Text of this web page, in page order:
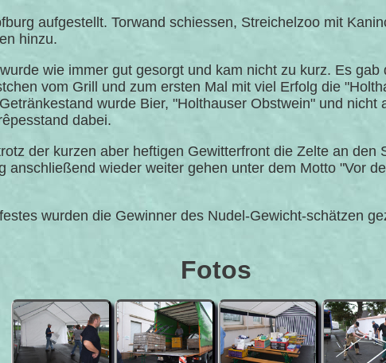
aufgestellt. Torwand schiessen, Streichelzoo mit
hinzu.
wie immer gut gesorgt und kam nicht zu kurz. Es
vom Grill und zum ersten Mal mit viel Erfolg die
wurde Bier, "Holthauser Obstwein" und nicht
dabei.
der kurzen aber heftigen Gewitterfront die Zelte an den
anschließend wieder weiter gehen unter dem Motto "Vor
wurden die Gewinner des Nudel-Gewicht-schätzen
Fotos